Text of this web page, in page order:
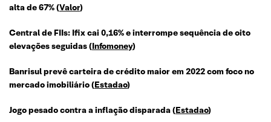
alta de 67%(Valor)
Central de FIIs: Ifix cai 0,16% e interrompe sequência de oito
elevações seguidas(Infomoney)
Banrisul prevê carteira de crédito maior em 2022 com foco no
mercado imobiliário(Estadao)
Jogo pesado contra a inflação disparada(Estadao)